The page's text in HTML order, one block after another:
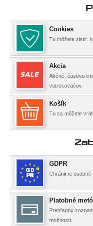
Cookies
Tu môžete zistiť,
Akcia
Akčné, časovo
vstrekovačov.
Košík
Tu sa môžete
GDPR
Chránime osobné
Platobné
Prehľadný
možností.